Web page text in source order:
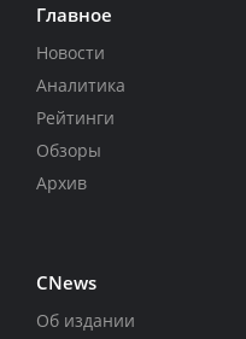
Главное
Новости
Аналитика
Рейтинги
Обзоры
Архив
CNews
Об издании